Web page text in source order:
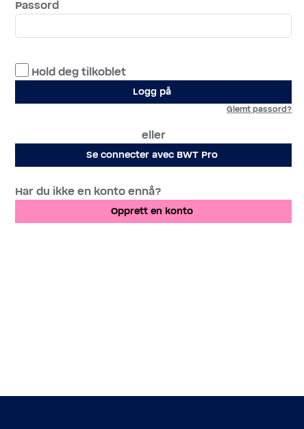
Passord
Hold deg tilkoblet
Logg på
Glemt passord?
eller
Se connecter avec BWT Pro
Har du ikke en konto ennå?
Opprett en konto